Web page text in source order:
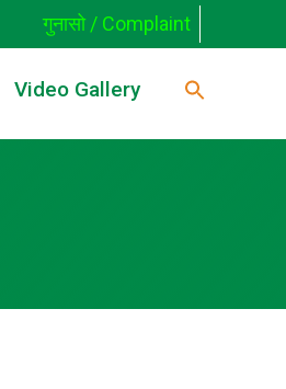
गुनासो / Complaint
Video Gallery